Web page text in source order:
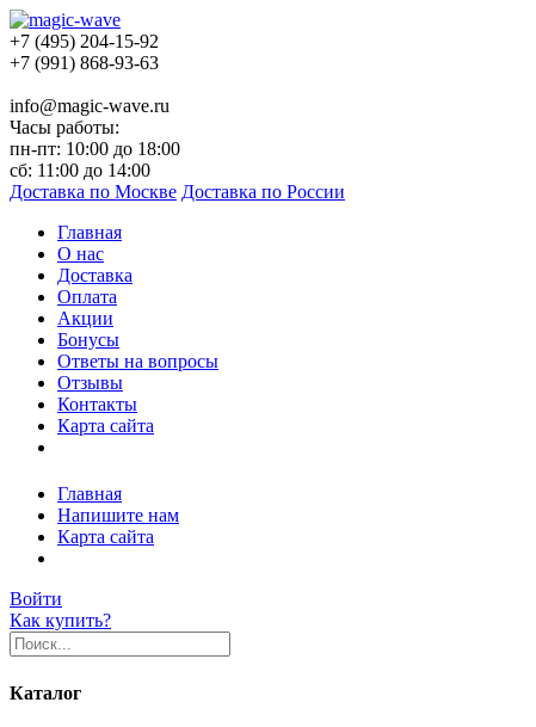
+7 (495) 204-15-92
+7 (991) 868-93-63
info@magic-wave.ru
Часы работы:
пн-пт: 10:00 до 18:00
сб: 11:00 до 14:00
Доставка по Москве Доставка по России
Главная
О нас
Доставка
Оплата
Акции
Бонусы
Ответы на вопросы
Отзывы
Контакты
Карта сайта
Главная
Напишите нам
Карта сайта
Войти
Как купить?
Каталог